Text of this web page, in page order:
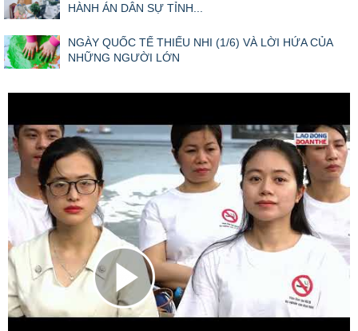
HÀNH ÁN DÂN SỰ TỈNH...
NGÀY QUỐC TẾ THIẾU NHI (1/6) VÀ LỜI HỨA CỦA
NHỮNG NGƯỜI LỚN